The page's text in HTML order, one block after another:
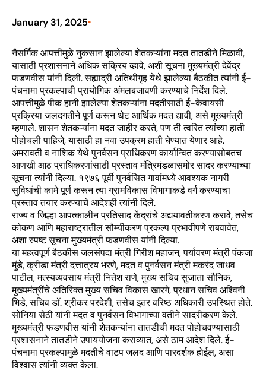
January 31, 2025•
नैसर्गिक आपत्तींमुळे नुकसान झालेल्या शेतकऱ्यांना मदत तातडीने मिळावी,
यासाठी प्रशासनाने अधिक सक्रिय व्हावे, अशी सूचना मुख्यमंत्री देवेंद्र
फडणवीस यांनी दिली. सह्याद्री अतिथीगृह येथे झालेल्या बैठकीत त्यांनी ई-
पंचनामा प्रकल्पाची प्रायोगिक अंमलबजावणी करण्याचे निर्देश दिले.
आपत्तीमुळे पीक हानी झालेल्या शेतकऱ्यांना मदतीसाठी ई-केवायसी
प्रक्रिया जलदगतीने पूर्ण करून थेट आर्थिक मदत द्यावी, असे मुख्यमंत्री
म्हणाले. शासन शेतकऱ्यांना मदत जाहीर करते, पण ती त्वरित त्यांच्या हाती
पोहोचली पाहिजे, यासाठी हा नवा उपक्रम हाती घेण्यात येणार आहे.
अमरावती व नाशिक येथे पुनर्वसन प्राधिकरण कार्यान्वित करण्यासोबतच
आणखी आठ प्राधिकरणांसाठी प्रस्ताव मंत्रिमंडळासमोर सादर करण्याच्या
सूचना त्यांनी दिल्या. १९७६ पूर्वी पुनर्वसित गावांमध्ये आवश्यक नागरी
सुविधांची कामे पूर्ण करून त्या ग्रामविकास विभागाकडे वर्ग करण्याचा
प्रस्ताव तयार करण्याचे आदेशही त्यांनी दिले.
राज्य व जिल्हा आपत्कालीन प्रतिसाद केंद्रांचे अद्ययावतीकरण करावे, तसेच
कोकण आणि महाराष्ट्रातील सौम्यीकरण प्रकल्प प्रभावीपणे राबवावेत,
अशा स्पष्ट सूचना मुख्यमंत्री फडणवीस यांनी दिल्या.
या महत्वपूर्ण बैठकीस जलसंपदा मंत्री गिरीश महाजन, पर्यावरण मंत्री पंकजा
मुंडे, क्रीडा मंत्री दत्तात्रय भरणे, मदत व पुनर्वसन मंत्री मकरंद जाधव
पाटील, मत्स्यव्यवसाय मंत्री नितेश राणे, मुख्य सचिव सुजाता सौनिक,
मुख्यमंत्रींचे अतिरिक्त मुख्य सचिव विकास खारगे, प्रधान सचिव अश्विनी
भिडे, सचिव डॉ. श्रीकर परदेशी, तसेच इतर वरिष्ठ अधिकारी उपस्थित होते.
सोनिया सेठी यांनी मदत व पुनर्वसन विभागाच्या वतीने सादरीकरण केले.
मुख्यमंत्री फडणवीस यांनी शेतकऱ्यांना तातडीची मदत पोहोचवण्यासाठी
प्रशासनाने तातडीने उपाययोजना कराव्यात, असे ठाम आदेश दिले. ई-
पंचनामा प्रकल्पामुळे मदतीचे वाटप जलद आणि पारदर्शक होईल, असा
विश्वास त्यांनी व्यक्त केला.